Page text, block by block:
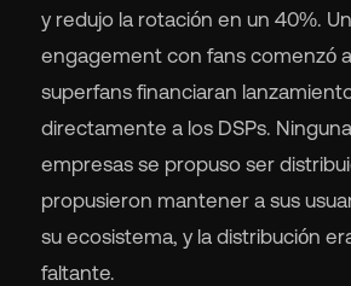
y redujo la rotación en un 40%.
engagement con fans comenzó
superfans financiaran
directamente a los DSPs.
empresas se propuso ser
propusieron mantener a sus
su ecosistema, y la distribución
faltante.